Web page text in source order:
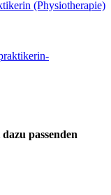
passenden